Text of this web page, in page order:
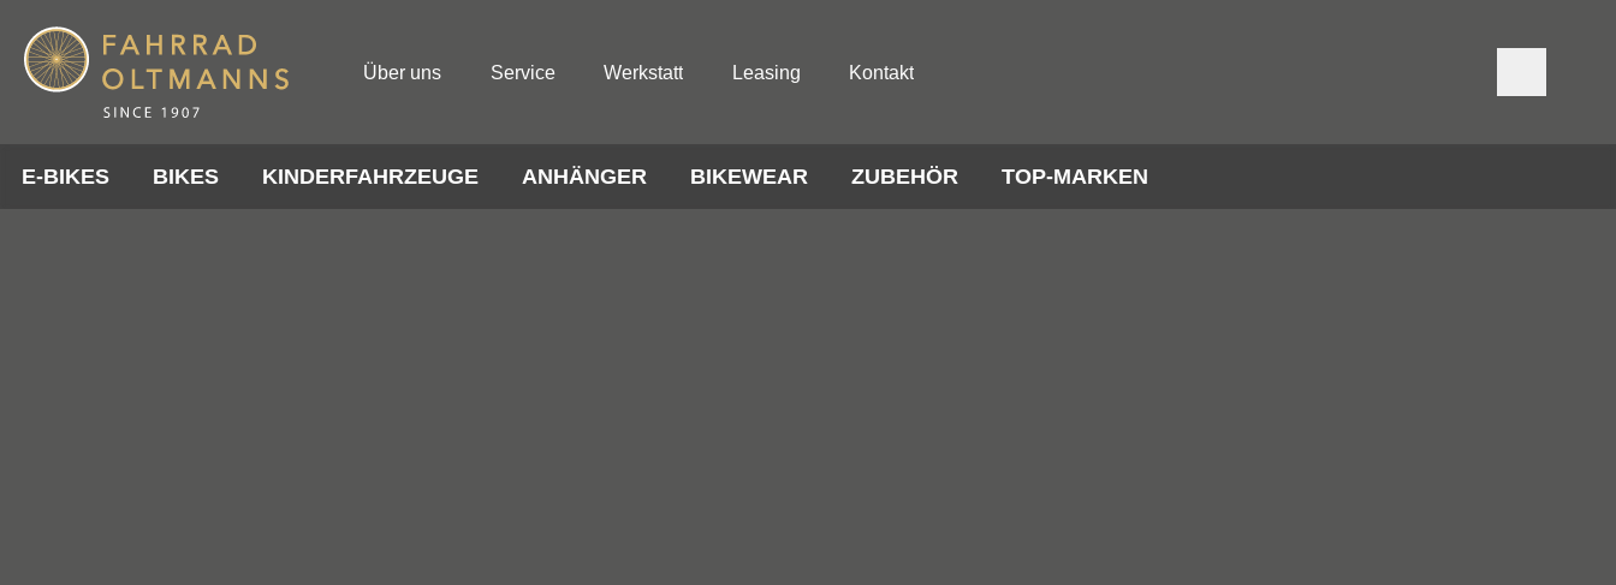
Über uns Service Werkstatt Leasing Kontakt
E-BIKES BIKES KINDERFAHRZEUGE ANHÄNGER BIKEWEAR ZUBEHÖR TOP-MARKEN